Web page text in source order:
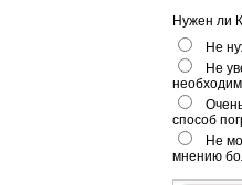
Нужен ли
Не
Не
способ
Не
мнению